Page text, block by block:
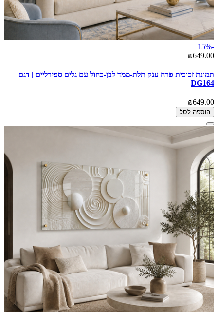
-15%
₪649.00
תמונת זכוכית פרח ענק תלת-ממד לבן-כחול עם גלים ספירליים | דגם
DG164
₪649.00
הוספה לסל